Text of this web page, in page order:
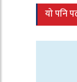
यो पनि